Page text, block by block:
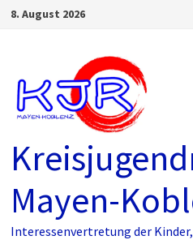
Skip8. August 2026
Mayen-
Interessenvertretung der